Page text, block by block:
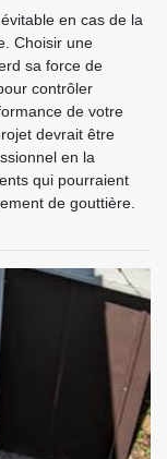
en cas de la
Choisir une
sa force de
contrôler
de votre
devrait être
en la
qui pourraient
de gouttière.